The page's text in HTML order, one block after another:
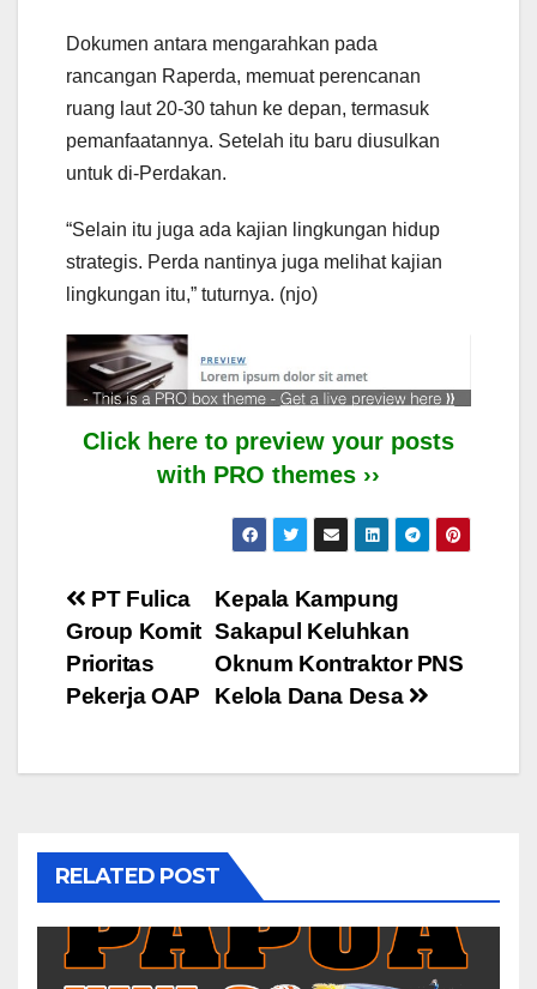
Dokumen antara mengarahkan pada
rancangan Raperda, memuat perencanan
ruang laut 20-30 tahun ke depan, termasuk
pemanfaatannya. Setelah itu baru diusulkan
untuk di-Perdakan.
“Selain itu juga ada kajian lingkungan hidup
strategis. Perda nantinya juga melihat kajian
lingkungan itu,” tuturnya. (njo)
Click here to preview your posts
with PRO themes ››
Post
navigation
Kepala Kampung
Sakapul Keluhkan
Oknum Kontraktor PNS
Kelola Dana Desa
PT Fulica
Group Komit
Prioritas
Pekerja OAP
RELATED POST